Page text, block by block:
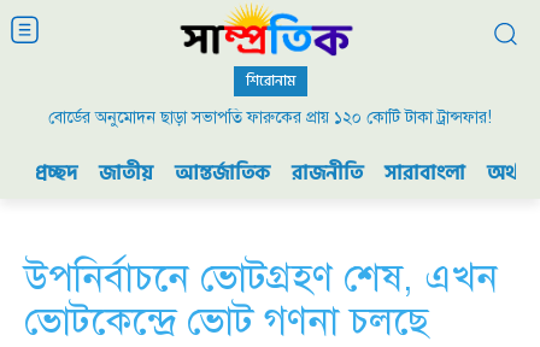
শিরোনাম
বোর্ডের অনুমোদন ছাড়া সভাপতি ফারুকের প্রায় ১২০ কোটি টাকা ট্রান্সফার!
প্রচ্ছদ জাতীয় আন্তর্জাতিক রাজনীতি সারাবাংলা
উপনির্বাচনে ভোটগ্রহণ শেষ, এখন
ভোটকেন্দ্রে ভোট গণনা চলছে